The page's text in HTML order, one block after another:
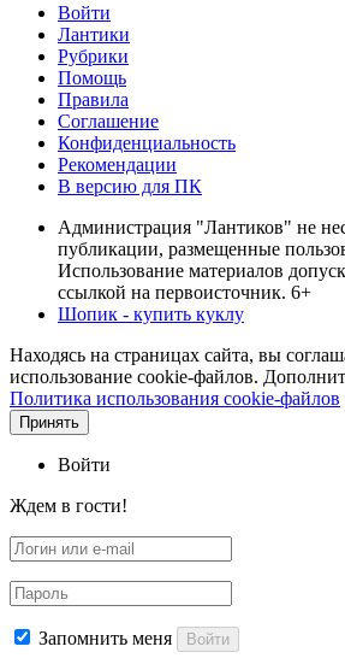
Войти
Лантики
Рубрики
Помощь
Правила
Соглашение
Конфиденциальность
Рекомендации
В версию для ПК
Администрация "Лантиков" не
публикации, размещенные
Использование материалов
ссылкой на первоисточник. 6+
Шопик - купить куклу
Находясь на страницах сайта, вы
использование cookie-файлов.
Политика использования cookie-файлов
Принять
Войти
Ждем в гости!
Запомнить меня Войти